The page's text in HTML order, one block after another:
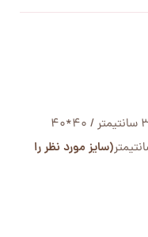
در چهار سایز موجود است: 35*35 سانتیمتر / 40*40
(سایز مورد نظر را